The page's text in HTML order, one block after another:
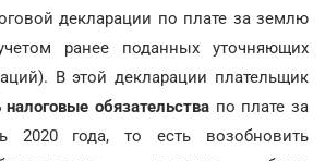
декларации по плате за землю
ранее поданных уточняющих
В этой декларации плательщик
обязательства по плате за
2020 года, то есть возобновить